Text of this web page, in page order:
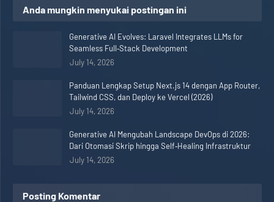
Anda mungkin menyukai postingan ini
Generative AI Evolves: Laravel Integrates LLMs for
Seamless Full‑Stack Development
July 14, 2026
Panduan Lengkap Setup Next.js 14 dengan App Router,
Tailwind CSS, dan Deploy ke Vercel (2026)
July 14, 2026
Generative AI Mengubah Landscape DevOps di 2026:
Dari Otomasi Skrip hingga Self‑Healing Infrastruktur
July 14, 2026
Posting Komentar